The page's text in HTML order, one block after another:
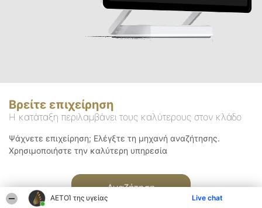
ΑΕΤΟΊ της υγείας Live chat
Βρείτε επιχείρηση
Η κατάταξη περιλαμβάνει τους καλύτερους στον κλάδο
Ψάχνετε επιχείρηση; Ελέγξτε τη μηχανή αναζήτησης.
Χρησιμοποιήστε την καλύτερη υπηρεσία
Αναζήτηση